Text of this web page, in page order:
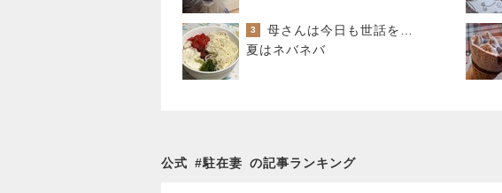
3
夏はネバネバ
公式 #駐在妻 の記事ランキング